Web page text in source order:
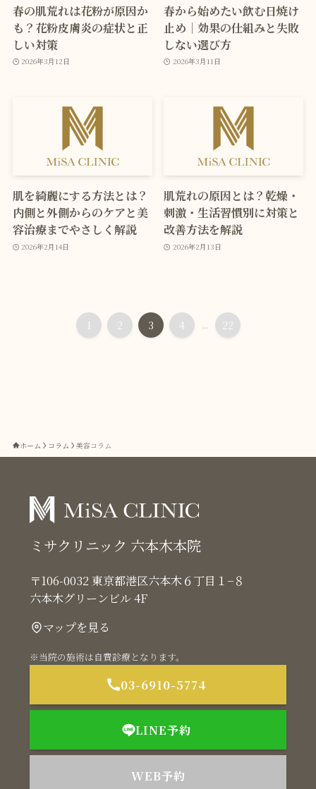
春の肌荒れは花粉が原因か
も？花粉皮膚炎の症状と正
しい対策
2026年3月12日
春から始めたい飲む日焼け
止め｜効果の仕組みと失敗
しない選び方
2026年3月11日
肌を綺麗にする方法とは？
内側と外側からのケアと美
容治療までやさしく解説
2026年2月14日
肌荒れの原因とは？乾燥・
刺激・生活習慣別に対策と
改善方法を解説
2026年2月13日
1 2 3 4 ... 22
ホーム コラム 美容コラム
ミサクリニック 六本木本院
〒106-0032 東京都港区六本木６丁目１−８
六本木グリーンビル 4F
マップを見る
※当院の施術は自費診療となります。
03-6910-5774
LINE予約
WEB予約